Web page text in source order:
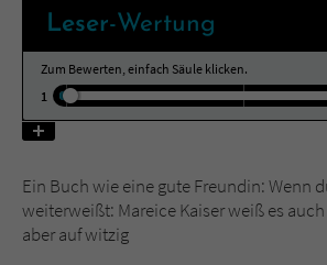
Leser-Wertung
Zum Bewerten, einfach Säule klicken.
1
Ein Buch wie eine gute Freundin: Wenn
weiterweißt: Mareice Kaiser weiß es
aber auf witzig
Name tx_pwcomments_ahash
Anbieter Literatur-Couch Medien
Zweck Cookie für Kommentare